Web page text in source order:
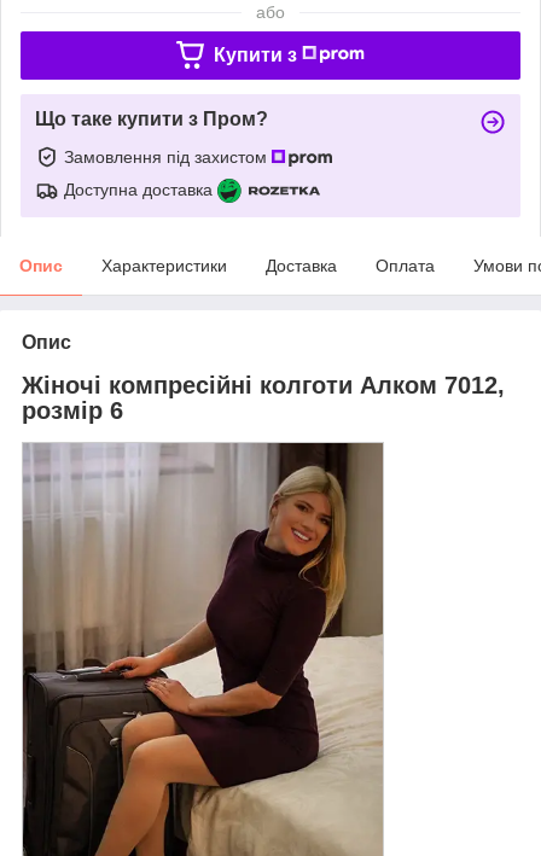
або
Купити з
Що таке купити з Пром?
Замовлення під захистом
Доступна доставка
Опис Характеристики Доставка Оплата Умови
Опис
Жіночі компресійні колготи Алком 7012,
розмір 6